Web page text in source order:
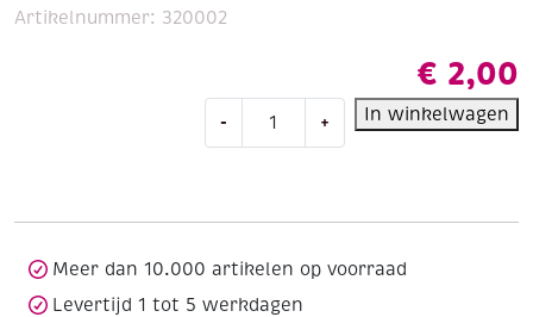
€ 2,00
-
mouline
8
meter,
+ In winkelwagen
Artikelnummer: 320002
Meer dan 10.000 artikelen op voorraad
Levertijd 1 tot 5 werkdagen